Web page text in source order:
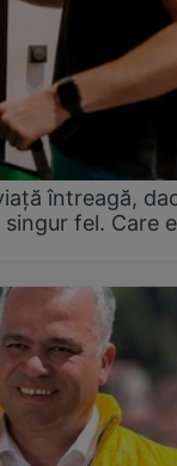
întreagă,
fel. Care e